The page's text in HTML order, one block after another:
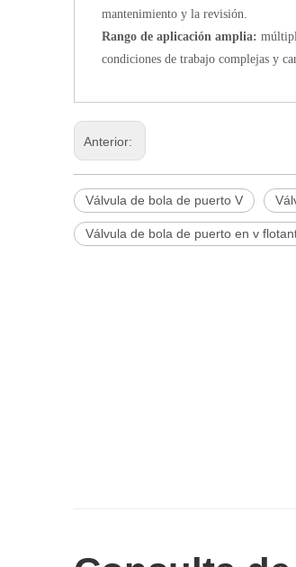
mantenimiento y la revisión.
Rango de aplicación amplia:
condiciones de trabajo complejas y
Anterior:
Válvula de bola de puerto V
Válvula de bola de puerto en v